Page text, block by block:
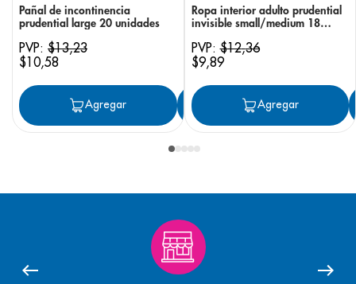
Pañal de incontinencia
prudential large 20 unidades
PVP: $13,23
$10,58
Agregar Agregar
Ropa interior adulto prudential
invisible small/medium 18
PVP:$12,36
$9,89
Agregar